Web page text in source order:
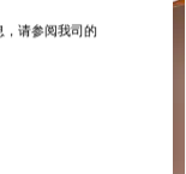
，请参阅我司的